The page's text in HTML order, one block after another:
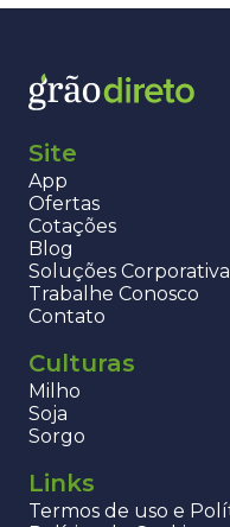
Site
App
Ofertas
Cotações
Blog
Soluções
Trabalhe Conosco
Contato
Culturas
Milho
Soja
Sorgo
Links
Termos de uso e